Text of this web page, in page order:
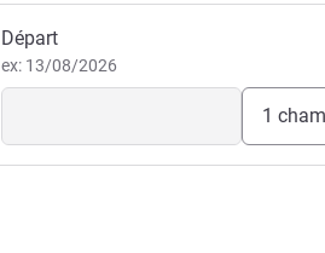
Départ
ex: 13/08/2026
1